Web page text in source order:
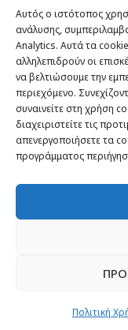
Αυτός ο ιστότοπος
ανάλυσης,
Analytics. Αυτά τα
αλληλεπιδρούν οι
να βελτιώσουμε την
περιεχόμενο.
συναινείτε στη χρήση
διαχειριστείτε τις
απενεργοποιήσετε τα
προγράμματος
Πολιτική
Θέματα
Passenger
Passenger
Οργάνωσε το
CITY and